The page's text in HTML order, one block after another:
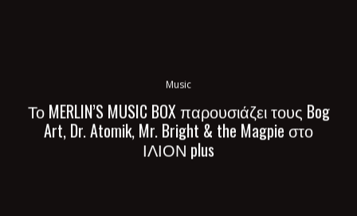
Music
Το MERLIN’S MUSIC BOX παρουσιάζει τους Bog
Art, Dr. Atomik, Mr. Bright & the Magpie στο
ΙΛΙΟΝ plus